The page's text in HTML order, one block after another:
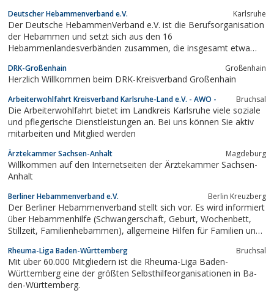
Deutscher Hebammenverband e.V. Karlsruhe
Der Deutsche HebammenVerband e.V. ist die Berufsorganisation
der Hebammen und setzt sich aus den 16
Hebammenlandesverbänden zusammen, die insgesamt etwa
Hebammen und Hebammenschülerinnen.
DRK-Großenhain Großenhain
Herzlich Willkommen beim DRK-Kreisverband Großenhain
Arbeiterwohlfahrt Kreisverband Karlsruhe-Land e.V. - AWO - Bruchsal
Die Arbeiterwohlfahrt bietet im Landkreis Karlsruhe viele soziale
und pflegerische Dienstleistungen an. Bei uns können Sie aktiv
mitarbeiten und Mitglied werden
Ärztekammer Sachsen-Anhalt Magdeburg
Willkommen auf den Internetseiten der Ärztekammer Sachsen-
Anhalt
Berliner Hebammenverband e.V. Berlin Kreuzberg
Der Berliner Hebammenverband stellt sich vor. Es wird informiert
über Hebammenhilfe (Schwangerschaft, Geburt, Wochenbett,
Stillzeit, Familienhebammen), allgemeine Hilfen für Familien und
Rheuma-Liga Baden-Württemberg Bruchsal
Mit über 60.000 Mitgliedern ist die Rheu­ma-Liga Baden-
Württemberg eine der größ­ten Selbst­hilfe­orga­nisationen in Ba­
den-Württemberg.